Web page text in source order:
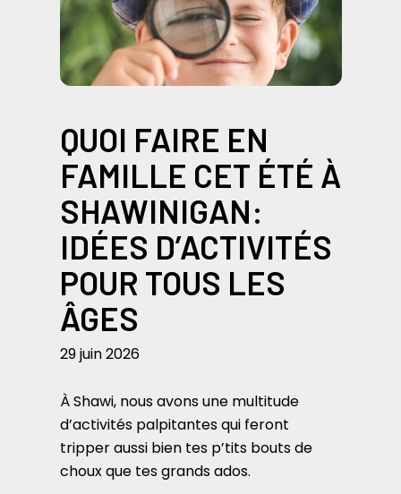
QUOI FAIRE EN
FAMILLE CET ÉTÉ À
SHAWINIGAN:
IDÉES D’ACTIVITÉS
POUR TOUS LES
ÂGES
29 juin 2026
À Shawi, nous avons une multitude
d’activités palpitantes qui feront
tripper aussi bien tes p’tits bouts de
choux que tes grands ados.